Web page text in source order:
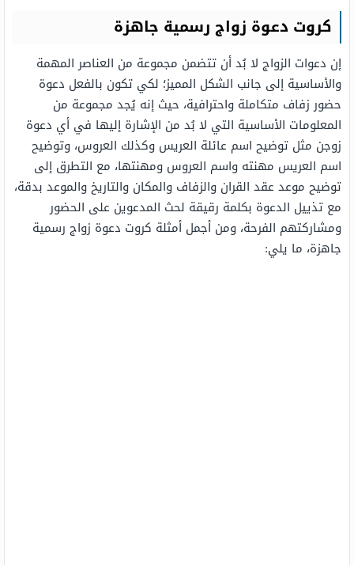
كروت دعوة زواج رسمية جاهزة
إن دعوات الزواج لا بُد أن تتضمن مجموعة من العناصر المهمة
والأساسية إلى جانب الشكل المميز؛ لكي تكون بالفعل دعوة
حضور زفاف متكاملة واحترافية، حيث إنه يُجد مجموعة من
المعلومات الأساسية التي لا بُد من الإشارة إليها في أي دعوة
زوجن مثل توضيح اسم عائلة العريس وكذلك العروس، وتوضيح
اسم العريس مهنته واسم العروس ومهنتها، مع التطرق إلى
توضيح موعد عقد القران والزفاف والمكان والتاريخ والموعد بدقة،
مع تذييل الدعوة بكلمة رقيقة لحث المدعوين على الحضور
ومشاركتهم الفرحة، ومن أجمل أمثلة كروت دعوة زواج رسمية
جاهزة، ما يلي: